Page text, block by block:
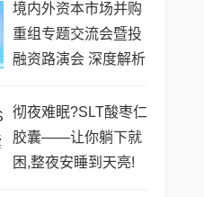
境内外资本市场并购
重组专题交流会暨投
融资路演会 深度解析
级
彻夜难眠?SLT酸枣仁
胶囊——让你躺下就
困,整夜安睡到天亮!